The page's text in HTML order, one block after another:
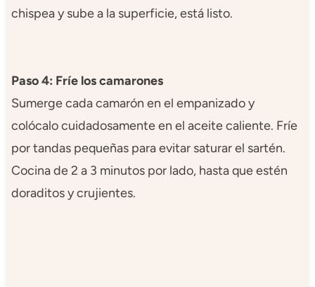
chispea y sube a la superficie, está listo.
Paso 4: Fríe los camarones
Sumerge cada camarón en el empanizado y
colócalo cuidadosamente en el aceite caliente. Fríe
por tandas pequeñas para evitar saturar el sartén.
Cocina de 2 a 3 minutos por lado, hasta que estén
doraditos y crujientes.